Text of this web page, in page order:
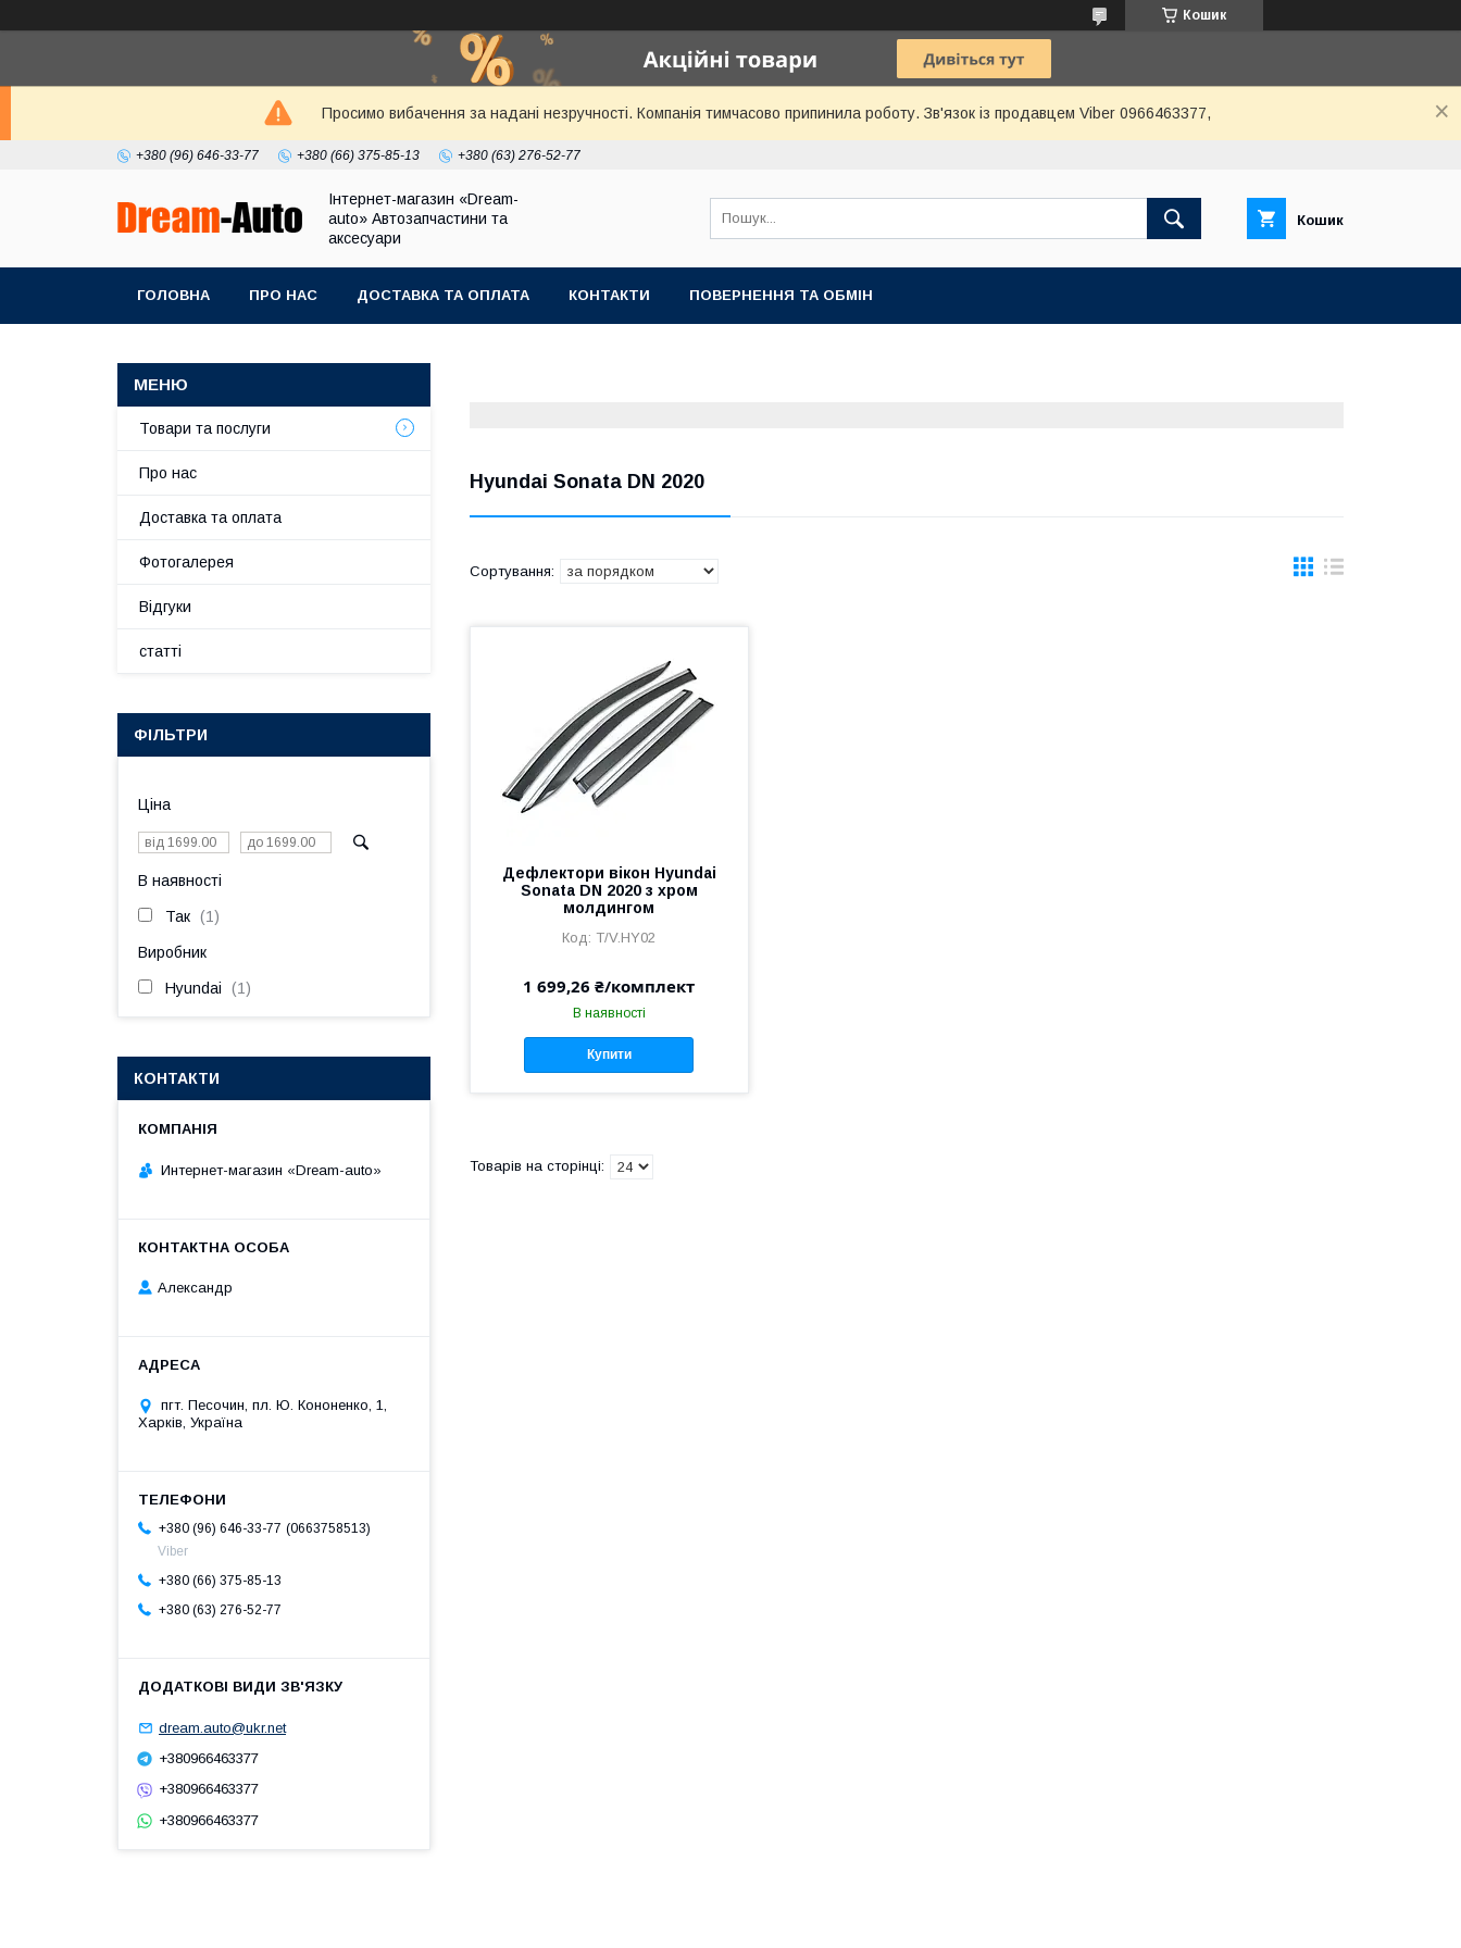
Кошик
Просимо вибачення за надані незручності. Компанія тимчасово припинила роботу. Зв'язок із продавцем Viber 0966463377,
+380 (96) 646-33-77 +380 (66) 375-85-13 +380 (63) 276-52-77
Інтернет-магазин «Dream-
auto» Автозапчастини та
аксесуари
Кошик
ГОЛОВНА ПРО НАС ДОСТАВКА ТА ОПЛАТА КОНТАКТИ ПОВЕРНЕННЯ ТА ОБМІН
Hyundai Sonata DN 2020
Дефлектори вікон Hyundai
Sonata DN 2020 з хром
молдингом
T/V.HY02
1 699,26 ₴/комплект
В наявності
Купити
Товари та послуги
Про нас
Доставка та оплата
Фотогалерея
Відгуки
статті
ФІЛЬТРИ
Ціна
В наявності
Так 1
Виробник
Hyundai 1
КОНТАКТИ
Интернет-магазин «Dream-auto»
Александр
пгт. Песочин, пл. Ю. Кононенко, 1,
Харків, Україна
+380 (96) 646-33-77
0663758513
Viber
+380 (66) 375-85-13
+380 (63) 276-52-77
dream.auto@ukr.net
+380966463377
+380966463377
+380966463377